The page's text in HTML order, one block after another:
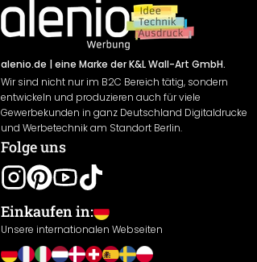
alenio.de | eine Marke der K&L Wall-Art GmbH.
Wir sind nicht nur im B2C Bereich tätig, sondern
entwickeln und produzieren auch für viele
Gewerbekunden in ganz Deutschland Digitaldrucke
und Werbetechnik am Standort Berlin.
Folge uns
Einkaufen in:
Unsere internationalen Webseiten